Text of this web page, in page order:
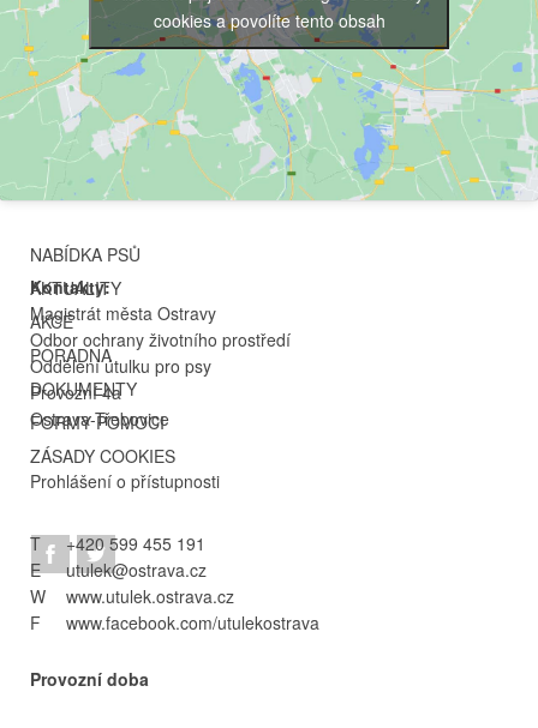
cookies a povolíte tento obsah
NABÍDKA PSŮ
AKTUALITY
AKCE
PORADNA
DOKUMENTY
FORMY POMOCI
ZÁSADY COOKIES
Kontakty:
Magistrát města Ostravy
Odbor ochrany životního prostředí
Oddělení útulku pro psy
Provozní 4a
Ostrava-Třebovice
Prohlášení o přístupnosti
T
+420 599 455 191
E
utulek@ostrava.cz
W
www.utulek.ostrava.cz
F
www.facebook.com/utulekostrava
Provozní doba